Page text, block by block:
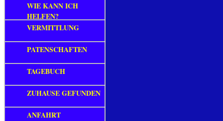
WIE KANN ICH
HELFEN?
VERMITTLUNG
PATENSCHAFTEN
TAGEBUCH
ZUHAUSE GEFUNDEN
ANFAHRT